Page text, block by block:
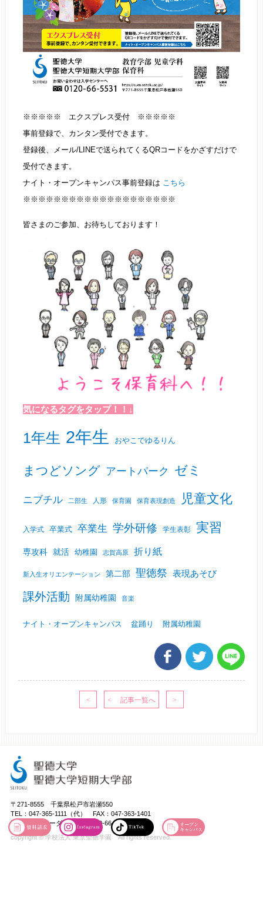
※※※※※ エクスプレス受付 ※※※※※
事前登録で、カンタン受付できます。
登録後、メール/LINEで送られてくるQRコードをかざすだけで
受付できます。
ナイト・オープンキャンパス事前登録は こちら
※※※※※※※※※※※※※※※※※※※※
皆さまのご参加、お待ちしております！
気になるタグをタップ！！↓
1年生 2年生 おやこでゆるりん
まつどソング アートパーク ゼミ
ニブチル 二部生 人形 保育園 保育表現創造 児童文化
入学式 卒業式 卒業生 学外研修 学生表彰 実習
専攻科 就活 幼稚園 志賀高原 折り紙
新入生オリエンテーション 第二部 聖徳祭 表現あそび
課外活動 附属幼稚園 音楽
ナイト・オープンキャンパス 盆踊り 附属幼稚園
〒271-8555 千葉県松戸市岩瀬550
TEL：047-365-1111（代） FAX：047-363-1401
受験相談フリーダイヤル：0120-66-5531
copyright © 学校法人 東京聖徳学園 All rights reserved.